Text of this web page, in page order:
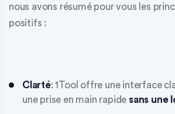
nous avons résumé pour vous les
positifs :
Clarté: 1Tool offre une interface
une prise en main rapide sans une